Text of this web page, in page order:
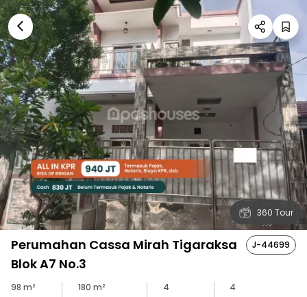
360 Tour
Perumahan Cassa Mirah Tigaraksa
Blok A7 No.3
J-44699
98 m²
180 m²
4
4